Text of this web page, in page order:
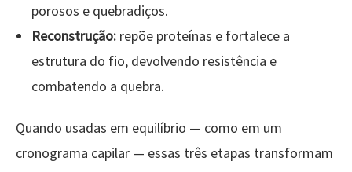
porosos e quebradiços.
Reconstrução: repõe proteínas e fortalece a
estrutura do fio, devolvendo resistência e
combatendo a quebra.
Quando usadas em equilíbrio — como em um
cronograma capilar — essas três etapas transformam